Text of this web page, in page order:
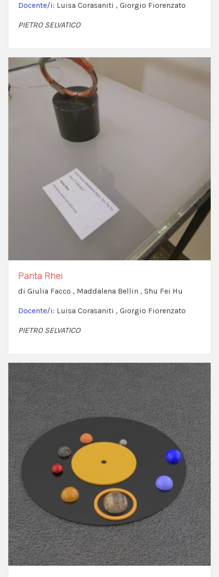
Docente/i: Luisa Corasaniti , Giorgio Fiorenzato
PIETRO SELVATICO
Panta Rhei
di Giulia Facco , Maddalena Bellin , Shu Fei Hu
Docente/i: Luisa Corasaniti , Giorgio Fiorenzato
PIETRO SELVATICO